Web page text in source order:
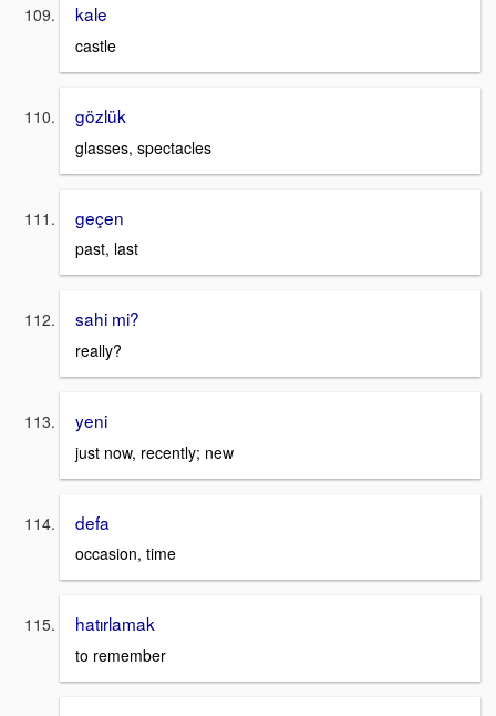
kale
castle
gözlük
glasses, spectacles
geçen
past, last
sahi mi?
really?
yeni
just now, recently; new
defa
occasion, time
hatırlamak
to remember